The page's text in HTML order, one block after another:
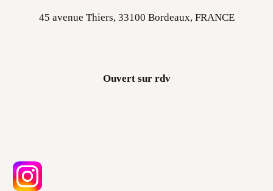
45 avenue Thiers, 33100 Bordeaux, FRANCE
Ouvert sur rdv